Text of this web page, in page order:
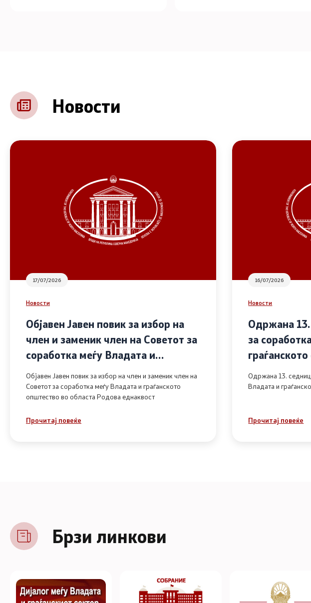
Новости
17/07/2026
Новости
Објавен Јавен повик за избор на
член и заменик член на Советот за
соработка меѓу Владата и
граѓанското општество во областа
Родова еднаквост
Објавен Јавен повик за избор на член и заменик член на
Советот за соработка меѓу Владата и граѓанското
општество во областа Родова еднаквост
Прочитај повеќе
16/07/2026
Новости
Одржана
за
Одржана 13.
Владата и
Прочитај повеќе
Брзи линкови